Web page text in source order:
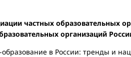
частных образовательных
организаций
в России: тренды и